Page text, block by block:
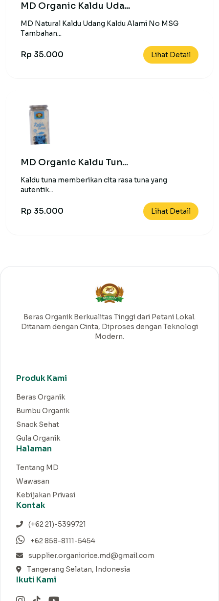
MD Organic Kaldu Uda...
MD Natural Kaldu Udang Kaldu Alami No MSG
Tambahan...
Rp 35.000 Lihat Detail
MD Organic Kaldu Tun...
Kaldu tuna memberikan cita rasa tuna yang
autentik...
Rp 35.000 Lihat Detail
Beras Organik Berkualitas Tinggi dari Petani Lokal.
Ditanam dengan Cinta, Diproses dengan Teknologi
Modern.
Produk Kami
Beras Organik
Bumbu Organik
Snack Sehat
Gula Organik
Halaman
Tentang MD
Wawasan
Kebijakan Privasi
Kontak
(+62 21)-5399721
+62 858-8111-5454
supplier.organicrice.md@gmail.com
Tangerang Selatan, Indonesia
Ikuti Kami
Instagram
TikTok